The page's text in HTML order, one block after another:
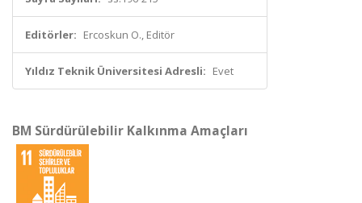
Editörler: Ercoskun O., Editör
Yıldız Teknik Üniversitesi Adresli: Evet
BM Sürdürülebilir Kalkınma Amaçları